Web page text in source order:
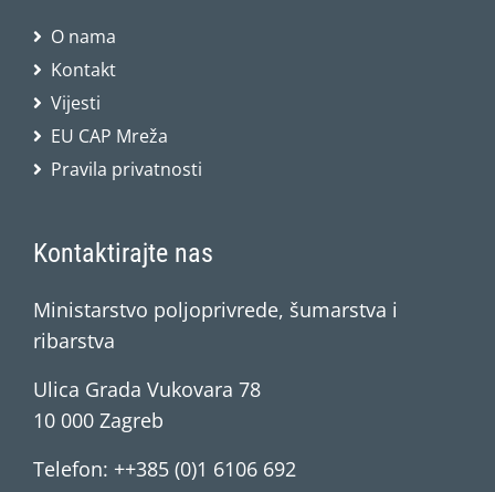
O nama
Kontakt
Vijesti
EU CAP Mreža
Pravila privatnosti
Kontaktirajte nas
Ministarstvo poljoprivrede, šumarstva i
ribarstva
Ulica Grada Vukovara 78
10 000 Zagreb
Telefon: ++385 (0)1 6106 692